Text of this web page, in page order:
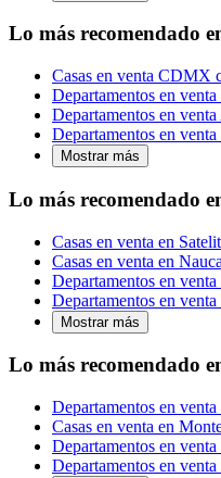
Lo más recomendado
Casas en venta CDMX
Departamentos en
Departamentos en
Departamentos en
Mostrar más
Lo más recomendado
Casas en venta en
Casas en venta en
Departamentos en
Departamentos en
Mostrar más
Lo más recomendado
Departamentos en
Casas en venta en
Departamentos en
Departamentos en